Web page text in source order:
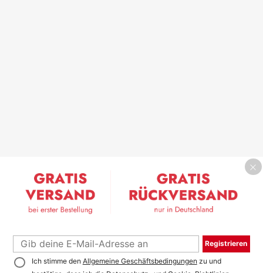
Registrieren
Ich stimme den Allgemeine Geschäftsbedingungen zu und